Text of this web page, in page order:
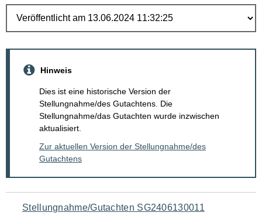
Hinweis
Dies ist eine historische Version der
Stellungnahme/des Gutachtens. Die
Stellungnahme/das Gutachten wurde inzwischen
aktualisiert.
Zur aktuellen Version der Stellungnahme/des
Gutachtens
Navigation
Stellungnahme/Gutachten SG2406130011